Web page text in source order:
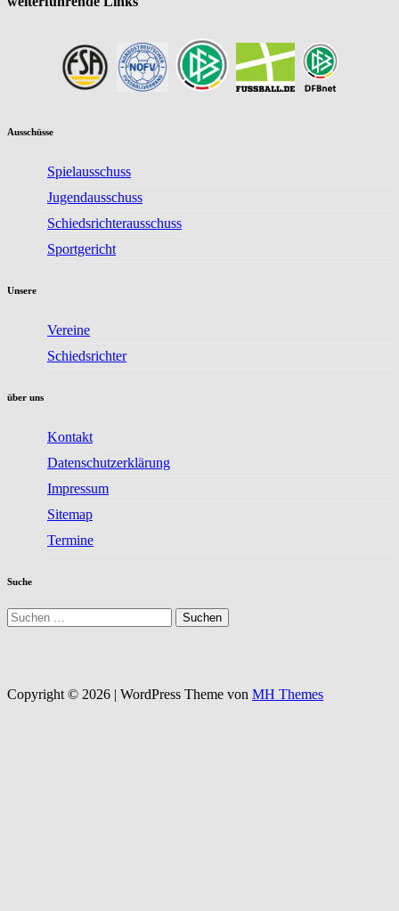
Ausschüsse
Spielausschuss
Jugendausschuss
Schiedsrichterausschuss
Sportgericht
Unsere
Vereine
Schiedsrichter
über uns
Kontakt
Datenschutzerklärung
Impressum
Sitemap
Termine
Suche
Suchen
nach:
Copyright © 2026 | WordPress Theme von MH Themes